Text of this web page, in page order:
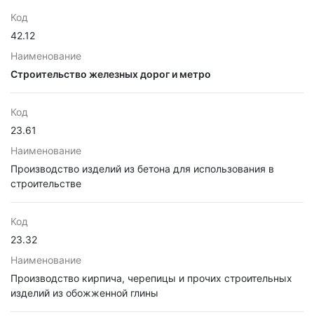
Код
42.12
Наименование
Строительство железных дорог и метро
Код
23.61
Наименование
Производство изделий из бетона для использования в
строительстве
Код
23.32
Наименование
Производство кирпича, черепицы и прочих строительных
изделий из обожженной глины